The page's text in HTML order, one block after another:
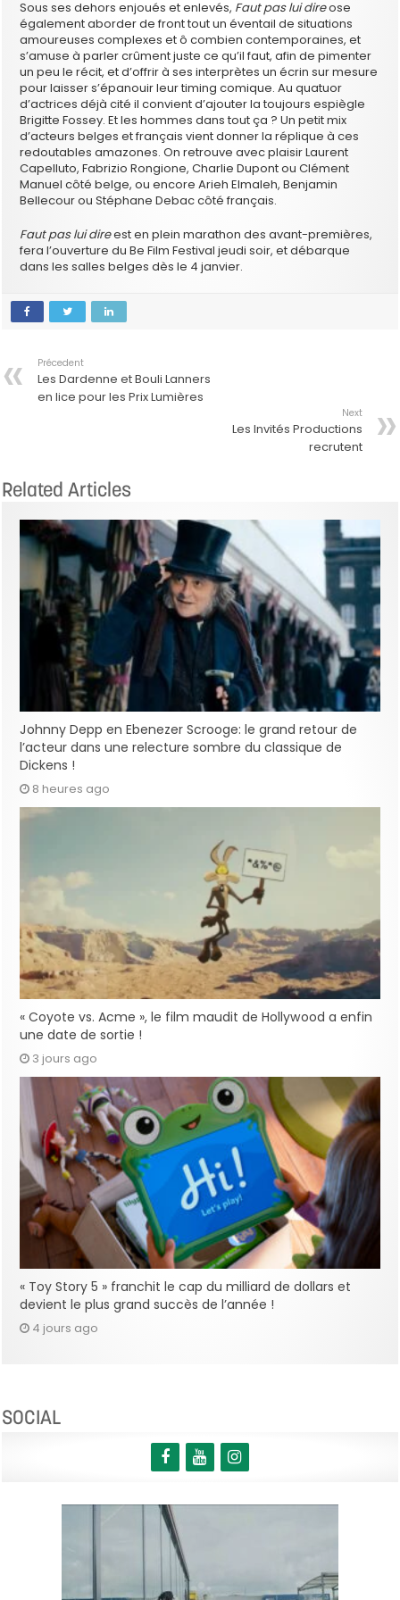
Sous ses dehors enjoués et enlevés, Faut pas lui direose
également aborder de front tout un éventail de situations
amoureuses complexes et ô combien contemporaines, et
s’amuse à parler crûment juste ce qu’il faut, afin de pimenter
un peu le récit, et d’offrir à ses interprètes un écrin sur mesure
pour laisser s’épanouir leur timing comique. Au quatuor
d’actrices déjà cité il convient d’ajouter la toujours espiègle
Brigitte Fossey. Et les hommes dans tout ça ? Un petit mix
d’acteurs belges et français vient donner la réplique à ces
redoutables amazones. On retrouve avec plaisir Laurent
Capelluto, Fabrizio Rongione, Charlie Dupont ou Clément
Manuel côté belge, ou encore Arieh Elmaleh, Benjamin
Bellecour ou Stéphane Debac côté français.
Faut pas lui direest en plein marathon des avant-premières,
fera l’ouverture du Be Film Festival jeudi soir, et débarque
dans les salles belges dès le 4 janvier.
Précedent
Les Dardenne et Bouli Lanners
en lice pour les Prix Lumières
Next
Les Invités Productions
recrutent
Related Articles
Johnny Depp en Ebenezer Scrooge: le grand retour de
l’acteur dans une relecture sombre du classique de
Dickens !
8 heures ago
« Coyote vs. Acme », le film maudit de Hollywood a enfin
une date de sortie !
3 jours ago
« Toy Story 5 » franchit le cap du milliard de dollars et
devient le plus grand succès de l’année !
4 jours ago
SOCIAL